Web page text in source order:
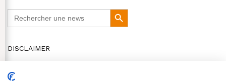
Search
Button
DISCLAIMER